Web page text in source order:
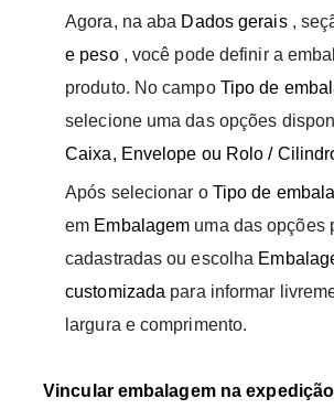
Agora, na aba Dados gerais,
e peso, você pode definir a
produto. No campo Tipo de
selecione uma das opções
Caixa, Envelope ou Rolo /
Após selecionar o Tipo de
em Embalagem uma das opções
cadastradas ou escolha
customizada para informar
largura e comprimento.
Vincular embalagem na